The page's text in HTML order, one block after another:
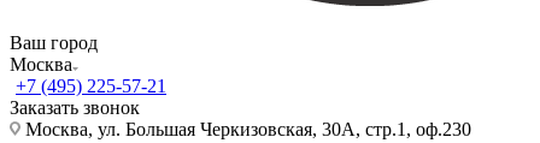
Ваш город
Москва
+7 (495) 225-57-21
Заказать звонок
Москва, ул. Большая Черкизовская, 30А, стр.1, оф.230